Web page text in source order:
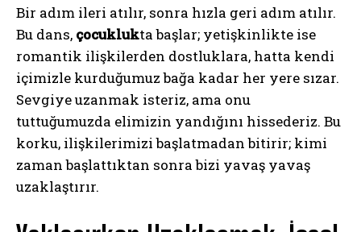
Bir adım ileri atılır, sonra hızla geri adım atılır.
Bu dans, çocuklukta başlar; yetişkinlikte ise
romantik ilişkilerden dostluklara, hatta kendi
içimizle kurduğumuz bağa kadar her yere sızar.
Sevgiye uzanmak isteriz, ama onu
tuttuğumuzda elimizin yandığını hissederiz. Bu
korku, ilişkilerimizi başlatmadan bitirir; kimi
zaman başlattıktan sonra bizi yavaş yavaş
uzaklaştırır.